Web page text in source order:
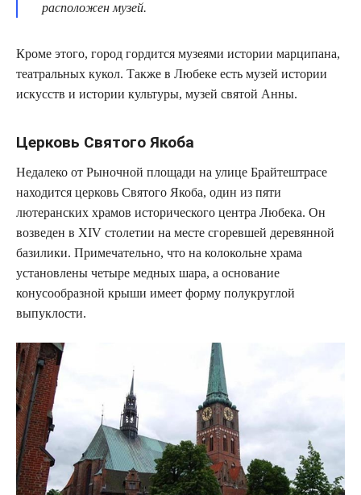
расположен музей.
Кроме этого, город гордится музеями истории марципана,
театральных кукол. Также в Любеке есть музей истории
искусств и истории культуры, музей святой Анны.
Церковь Святого Якоба
Недалеко от Рыночной площади на улице Брайтештрасе
находится церковь Святого Якоба, один из пяти
лютеранских храмов исторического центра Любека. Он
возведен в XIV столетии на месте сгоревшей деревянной
базилики. Примечательно, что на колокольне храма
установлены четыре медных шара, а основание
конусообразной крыши имеет форму полукруглой
выпуклости.